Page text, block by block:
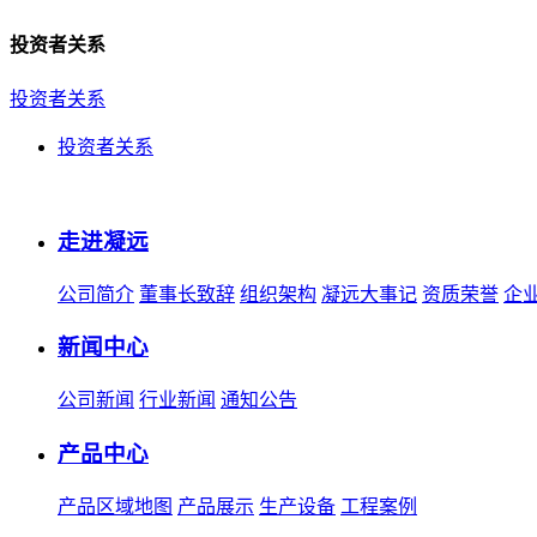
投资者关系
投资者关系
投资者关系
走进凝远
公司简介 董事长致辞 组织架构 凝远大事记 资质荣誉 企
新闻中心
公司新闻 行业新闻 通知公告
产品中心
产品区域地图 产品展示 生产设备 工程案例